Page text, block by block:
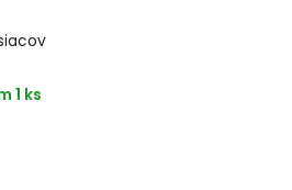
1 ks